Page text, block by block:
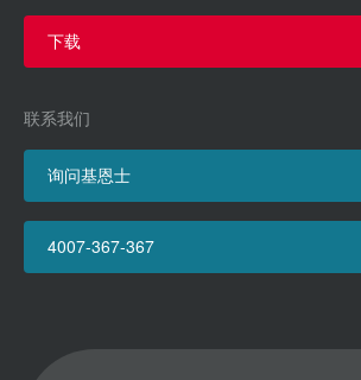
下载
联系我们
询问基恩士
4007-367-367